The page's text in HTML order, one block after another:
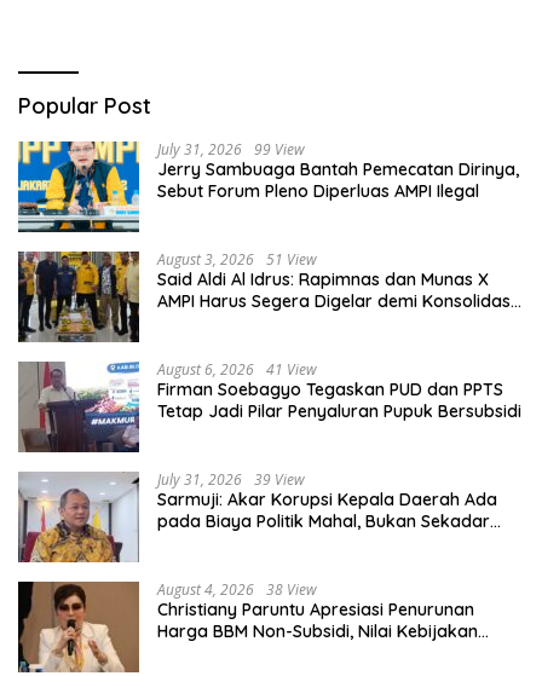
Popular Post
July 31, 2026 99 View
Jerry Sambuaga Bantah Pemecatan Dirinya,
Sebut Forum Pleno Diperluas AMPI Ilegal
August 3, 2026 51 View
Said Aldi Al Idrus: Rapimnas dan Munas X
AMPI Harus Segera Digelar demi Konsolidasi
August 6, 2026 41 View
Firman Soebagyo Tegaskan PUD dan PPTS
Tetap Jadi Pilar Penyaluran Pupuk Bersubsidi
July 31, 2026 39 View
Sarmuji: Akar Korupsi Kepala Daerah Ada
pada Biaya Politik Mahal, Bukan Sekadar
August 4, 2026 38 View
Christiany Paruntu Apresiasi Penurunan
Harga BBM Non-Subsidi, Nilai Kebijakan